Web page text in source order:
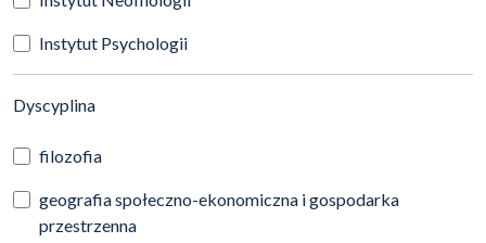
Instytut Psychologii
Dyscyplina(automatyczne przeładowanie treści)
filozofia
geografia społeczno-ekonomiczna i gospodarka
przestrzenna